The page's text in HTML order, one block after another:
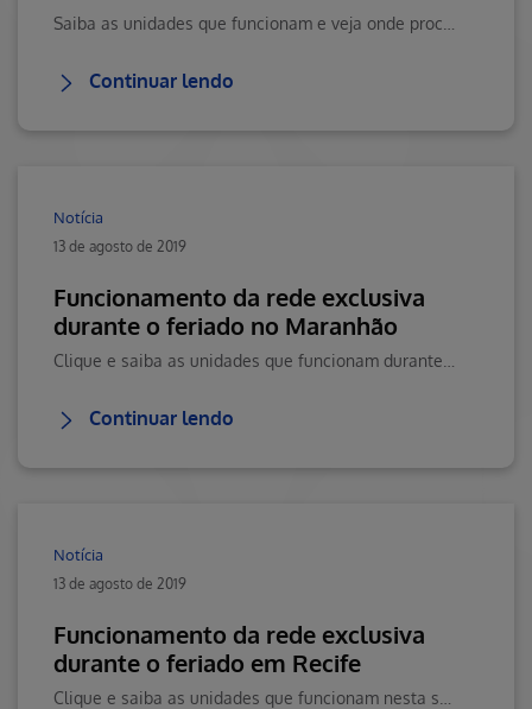
Continuar lendo
Notícia
13 de agosto de 2019
Funcionamento da rede exclusiva
durante o feriado no Maranhão
Continuar lendo
Notícia
13 de agosto de 2019
Funcionamento da rede exclusiva
durante o feriado em Recife